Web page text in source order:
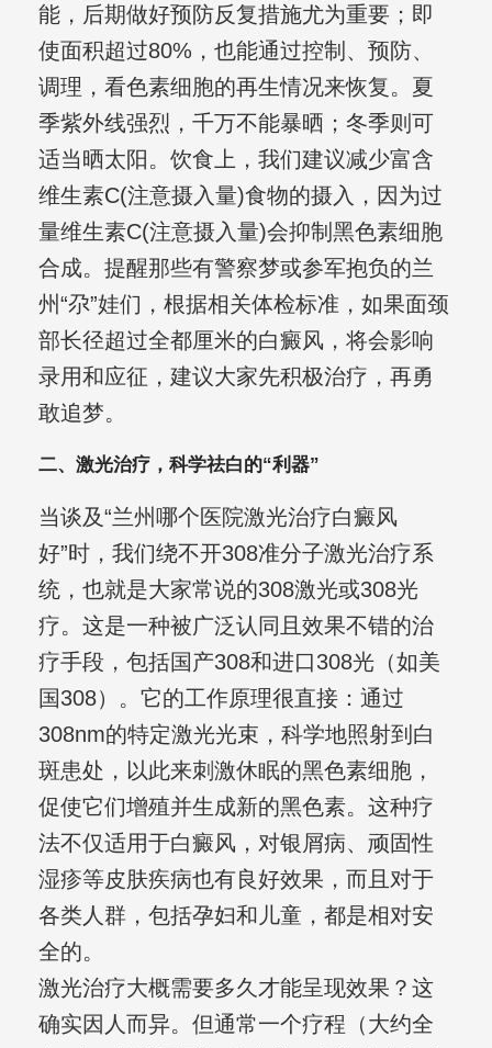
能，后期做好预防反复措施尤为重要；即
使面积超过80%，也能通过控制、预防、
调理，看色素细胞的再生情况来恢复。夏
季紫外线强烈，千万不能暴晒；冬季则可
适当晒太阳。饮食上，我们建议减少富含
维生素C(注意摄入量)食物的摄入，因为过
量维生素C(注意摄入量)会抑制黑色素细胞
合成。提醒那些有警察梦或参军抱负的兰
州“尕”娃们，根据相关体检标准，如果面颈
部长径超过全都厘米的白癜风，将会影响
录用和应征，建议大家先积极治疗，再勇
敢追梦。
二、激光治疗，科学祛白的“利器”
当谈及“兰州哪个医院激光治疗白癜风
好”时，我们绕不开308准分子激光治疗系
统，也就是大家常说的308激光或308光
疗。这是一种被广泛认同且效果不错的治
疗手段，包括国产308和进口308光（如美
国308）。它的工作原理很直接：通过
308nm的特定激光光束，科学地照射到白
斑患处，以此来刺激休眠的黑色素细胞，
促使它们增殖并生成新的黑色素。这种疗
法不仅适用于白癜风，对银屑病、顽固性
湿疹等皮肤疾病也有良好效果，而且对于
各类人群，包括孕妇和儿童，都是相对安
全的。
激光治疗大概需要多久才能呈现效果？这
确实因人而异。但通常一个疗程（大约全